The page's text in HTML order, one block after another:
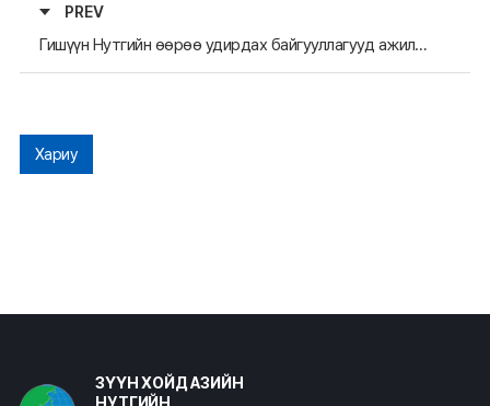
PREV
Гишүүн Нутгийн өөрөө удирдах байгууллагууд ажилтнаа явуулах
Хариу
ЗҮҮН ХОЙД АЗИЙН
НУТГИЙН